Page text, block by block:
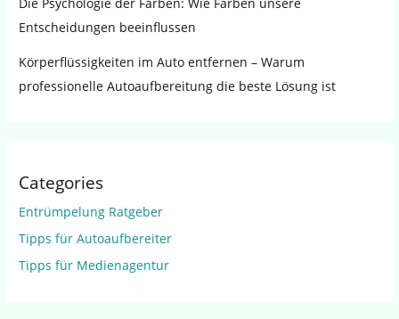
Die Psychologie der Farben: Wie Farben unsere
Entscheidungen beeinflussen
Körperflüssigkeiten im Auto entfernen – Warum
professionelle Autoaufbereitung die beste Lösung ist
Categories
Entrümpelung Ratgeber
Tipps für Autoaufbereiter
Tipps für Medienagentur